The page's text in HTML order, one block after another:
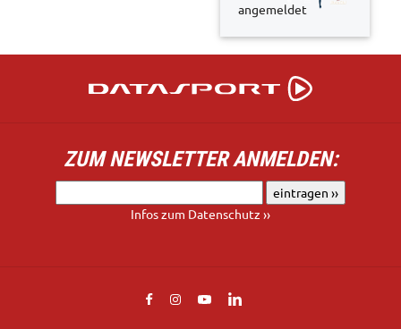
angemeldet
ZUM NEWSLETTER ANMELDEN:
Infos zum Datenschutz ››